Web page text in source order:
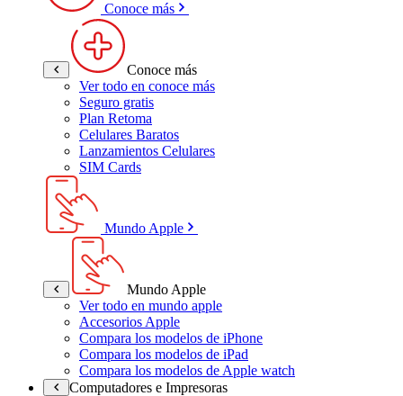
Conoce más
Conoce más
Ver todo en conoce más
Seguro gratis
Plan Retoma
Celulares Baratos
Lanzamientos Celulares
SIM Cards
Mundo Apple
Mundo Apple
Ver todo en mundo apple
Accesorios Apple
Compara los modelos de iPhone
Compara los modelos de iPad
Compara los modelos de Apple watch
Computadores e Impresoras